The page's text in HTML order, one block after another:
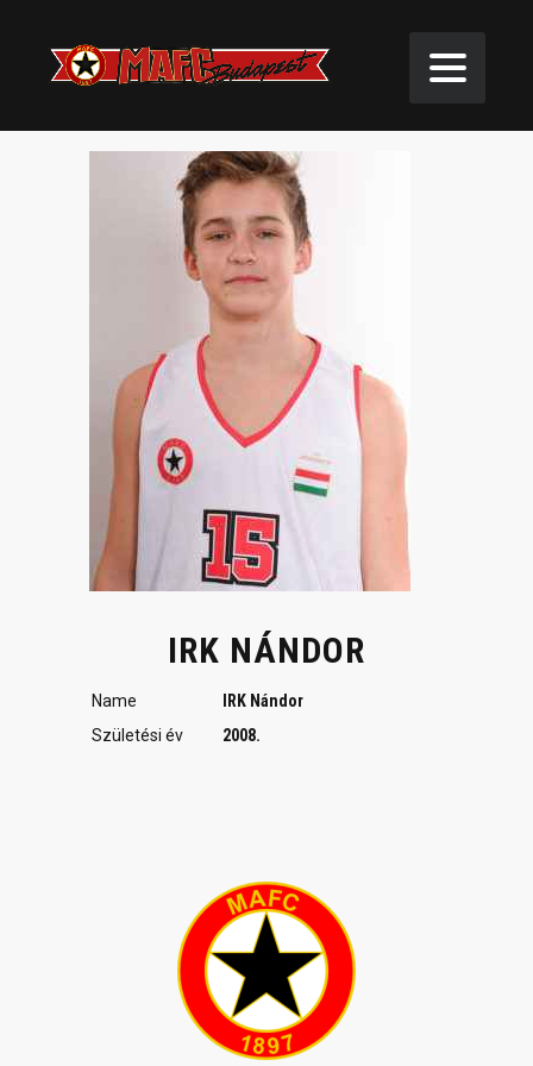
IRK NÁNDOR
Name
IRK Nándor
Születési év
2008.